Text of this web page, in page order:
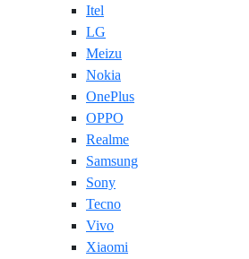
Itel
LG
Meizu
Nokia
OnePlus
OPPO
Realme
Samsung
Sony
Tecno
Vivo
Xiaomi